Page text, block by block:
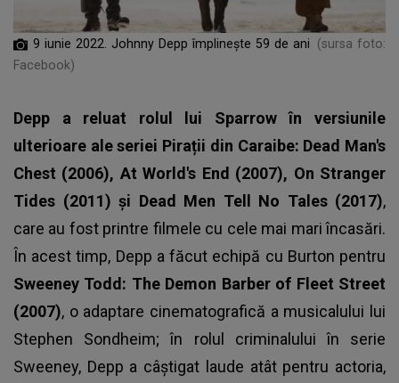
9 iunie 2022. Johnny Depp împlinește 59 de ani
(sursa foto:
Facebook)
Depp a reluat rolul lui Sparrow în versiunile
ulterioare ale seriei Pirații din Caraibe: Dead Man's
Chest (2006), At World's End (2007), On Stranger
Tides (2011) și Dead Men Tell No Tales (2017),
care au fost printre filmele cu cele mai mari încasări.
În acest timp, Depp a făcut echipă cu Burton pentru
Sweeney Todd: The Demon Barber of Fleet Street
(2007), o adaptare cinematografică a musicalului lui
Stephen Sondheim; în rolul criminalului în serie
Sweeney, Depp a câștigat laude atât pentru actoria,